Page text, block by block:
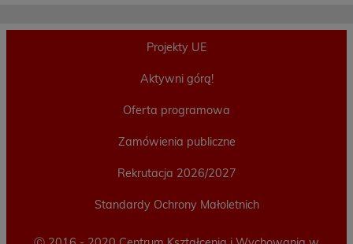
Projekty UE
Aktywni górą!
Oferta programowa
Zamówienia publiczne
Rekrutacja 2026/2027
Standardy Ochrony Małoletnich